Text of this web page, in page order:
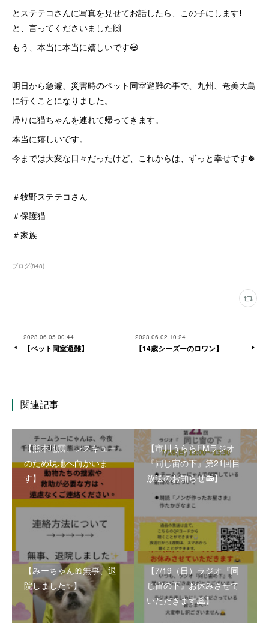
とステテコさんに写真を見せてお話したら、この子にします❗️
と、言ってくださいました🙌
もう、本当に本当に嬉しいです😃
明日から急遽、災害時のペット同室避難の事で、九州、奄美大島
に行くことになりました。
帰りに猫ちゃんを連れて帰ってきます。
本当に嬉しいです。
今までは大変な日々だったけど、これからは、ずっと幸せです🍀
＃牧野ステテコさん
＃保護猫
＃家族
ブログ(848)
2023.06.05 00:44
【ペット同室避難】
2023.06.02 10:24
【14歳シーズーのロワン】
関連記事
【熊本地震、レスキュー
のため現地へ向かいま
す】
【市川うららFMラジオ
『同じ宙の下』第21回目
放送のお知らせ📻】
【みーちゃん🎀無事、退
院しました✨】
【7/19（日）ラジオ『同
じ宙の下』お休みさせて
いただきます🙇】